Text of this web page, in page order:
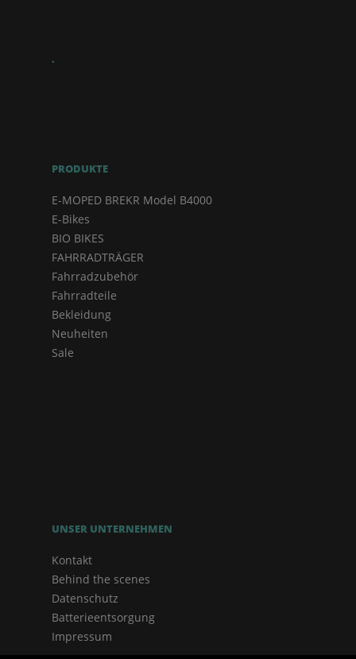
.
PRODUKTE
E-MOPED BREKR Model B4000
E-Bikes
BIO BIKES
FAHRRADTRÄGER
Fahrradzubehör
Fahrradteile
Bekleidung
Neuheiten
Sale
UNSER UNTERNEHMEN
Kontakt
Behind the scenes
Datenschutz
Batterieentsorgung
Impressum